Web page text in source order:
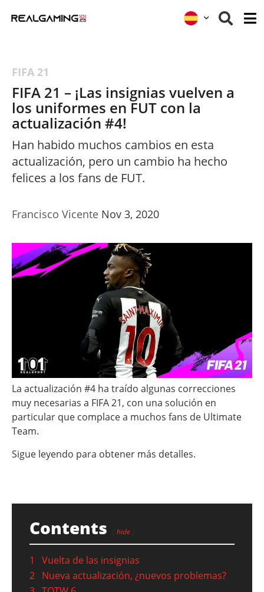
FIFA 21
FIFA 21 – ¡Las insignias vuelven a
los uniformes en FUT con la
actualización #4!
Han habido muchos cambios en esta
actualización, pero un cambio ha hecho
felices a los fans de FUT.
Francisco Vicente Nov 3, 2020
La actualización #4 ha traído algunas correcciones
muy necesarias a FIFA 21, con una solución en
particular que complace a muchos fans de Ultimate
Team.
Sigue leyendo para obtener más detalles.
Contents hide
1
Vuelta de las insignias
2 Nueva actualización, ¿nuevos problemas?